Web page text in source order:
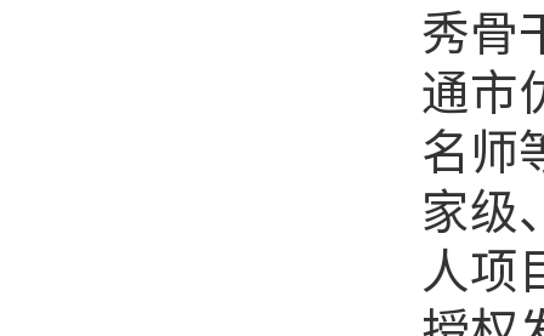
秀骨
通市
名师
家级
人项